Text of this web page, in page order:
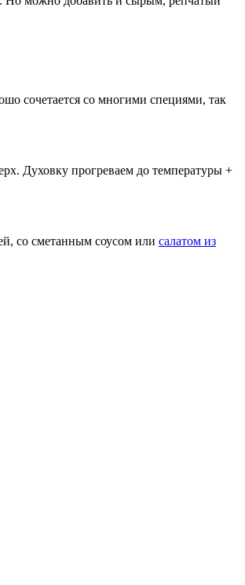
сочетается со многими специями, так
Духовку прогреваем до температуры +
со сметанным соусом или салатом из